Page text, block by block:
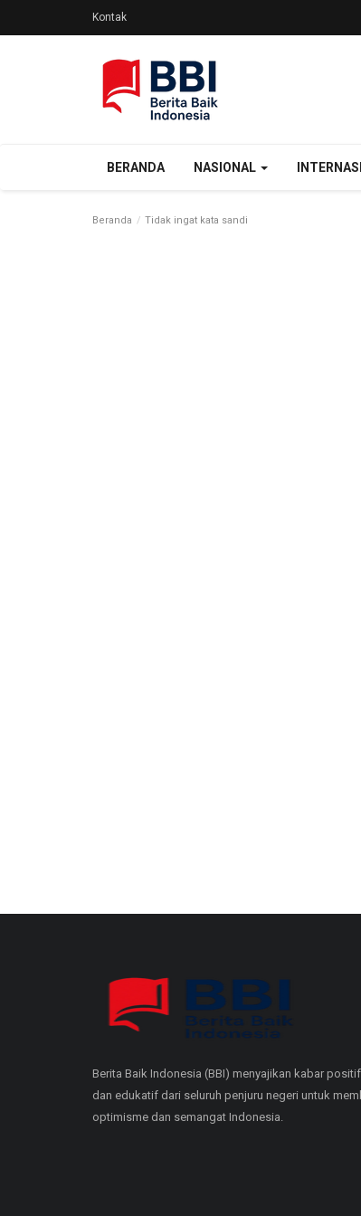
Kontak
BERANDA NASIONAL
Beranda Tidak ingat kata sandi
Berita Baik Indonesia (BBI) menyajikan kabar
dan edukatif dari seluruh penjuru negeri untuk
optimisme dan semangat Indonesia.